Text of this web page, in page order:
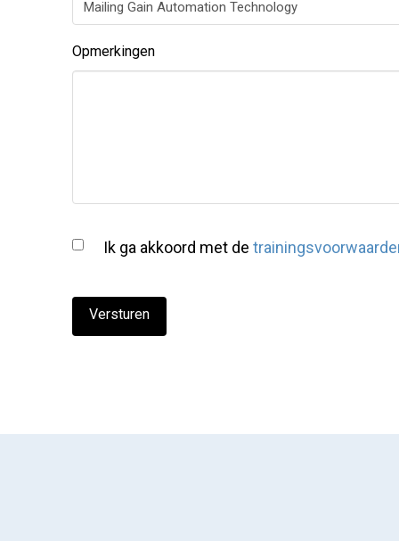
Opmerkingen
voorwaarden (Vereist)
Ik ga akkoord met de
Versturen